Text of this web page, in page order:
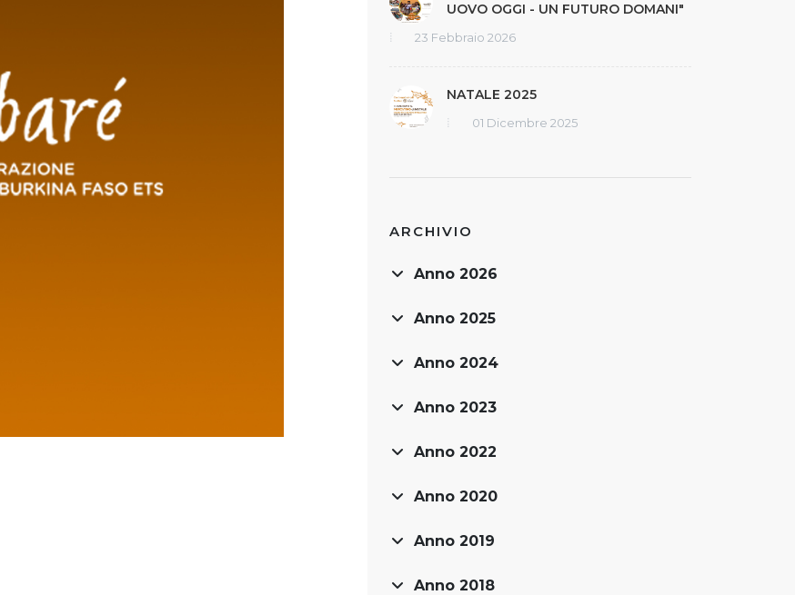
UOVO OGGI - UN FUTURO DOMANI"
23 Febbraio 2026
NATALE 2025
01 Dicembre 2025
ARCHIVIO
Anno 2026
Anno 2025
Anno 2024
Anno 2023
Anno 2022
Anno 2020
Anno 2019
Anno 2018